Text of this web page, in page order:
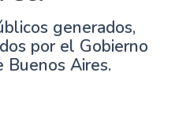
generados,
por el Gobierno
Buenos Aires.